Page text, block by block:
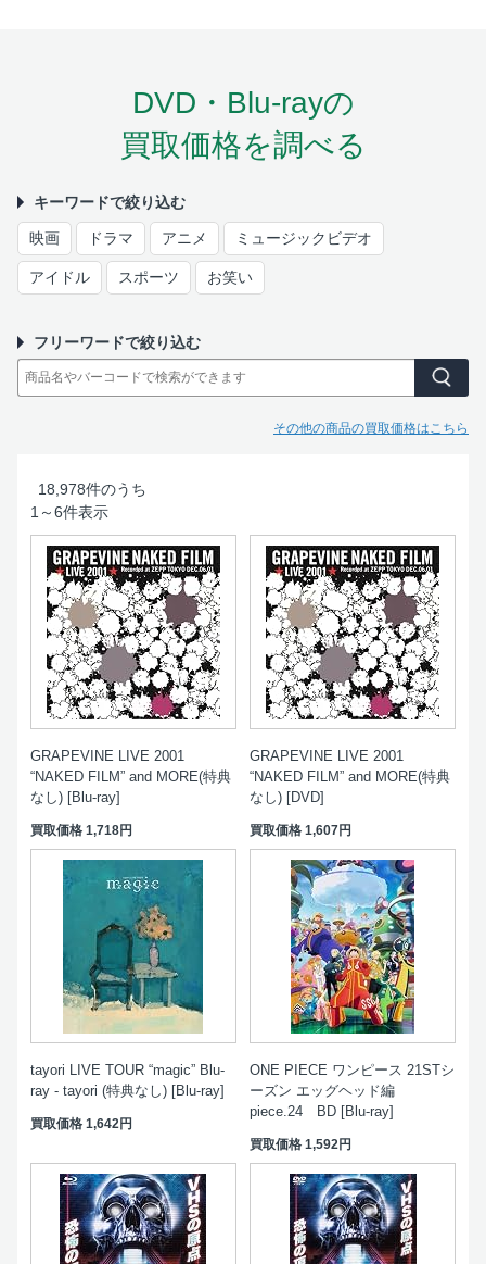
DVD・Blu-rayの
買取価格を調べる
キーワードで絞り込む
映画 ドラマ アニメ ミュージックビデオ
アイドル スポーツ お笑い
フリーワードで絞り込む
その他の商品の買取価格はこちら
18,978件のうち
1 ～6件表示
GRAPEVINE LIVE 2001
“NAKED FILM” and MORE(特典
なし) [Blu-ray]
買取価格 1,718円
GRAPEVINE LIVE 2001
“NAKED FILM” and MORE(特典
なし) [DVD]
買取価格1,607円
tayori LIVE TOUR “magic” Blu-
ray - tayori (特典なし) [Blu-ray]
買取価格 1,642円
ONE PIECE ワンピース 21STシ
ーズン エッグヘッド編
piece.24 BD [Blu-ray]
買取価格1,592円